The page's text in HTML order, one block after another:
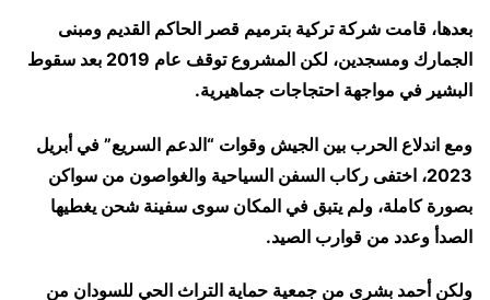
بعدها، قامت شركة تركية بترميم قصر الحاكم القديم ومبنى
الجمارك ومسجدين، لكن المشروع توقف عام 2019 بعد سقوط
البشير في مواجهة احتجاجات جماهيرية.
ومع اندلاع الحرب بين الجيش وقوات “الدعم السريع” في أبريل
2023، اختفى ركاب السفن السياحية والغواصون من سواكن
بصورة كاملة، ولم يتبق في المكان سوى سفينة شحن يغطيها
الصدأ وعدد من قوارب الصيد.
ولكن أحمد بشرى من جمعية حماية التراث الحي للسودان من